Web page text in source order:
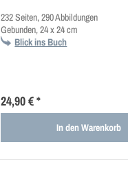
232 Seiten, 290 Abbildungen
Gebunden, 24 x 24 cm
Blick ins Buch
24,90 € *
In denWarenkorb